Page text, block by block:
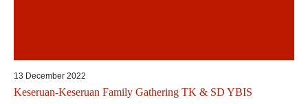
13 December 2022
Keseruan-Keseruan Family Gathering TK & SD YBIS